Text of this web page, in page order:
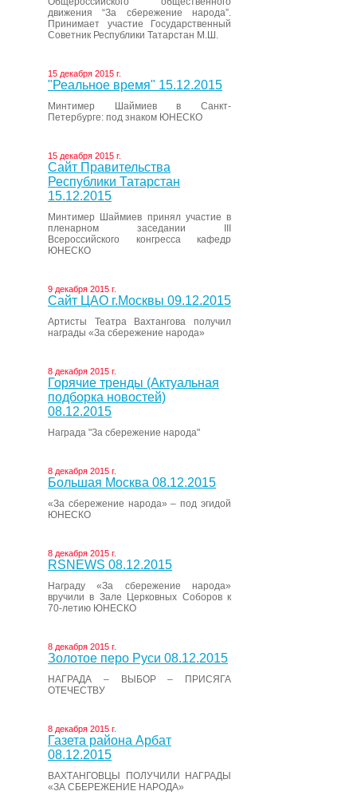
движения “За сбережение народа”.
Принимает участие Государственный
Советник Республики Татарстан М.Ш.
15 декабря 2015 г.
"Реальное время" 15.12.2015
Минтимер Шаймиев в Санкт-
Петербурге: под знаком ЮНЕСКО
15 декабря 2015 г.
Сайт Правительства
Республики Татарстан
15.12.2015
Минтимер Шаймиев принял участие в
пленарном заседании III
Всероссийского конгресса кафедр
ЮНЕСКО
9 декабря 2015 г.
Сайт ЦАО г.Москвы 09.12.2015
Артисты Театра Вахтангова получил
награды «За сбережение народа»
8 декабря 2015 г.
Горячие тренды (Актуальная
подборка новостей)
08.12.2015
Награда "За сбережение народа"
8 декабря 2015 г.
Большая Москва 08.12.2015
«За сбережение народа» – под эгидой
ЮНЕСКО
8 декабря 2015 г.
RSNEWS 08.12.2015
Награду «За сбережение народа»
вручили в Зале Церковных Соборов к
70-летию ЮНЕСКО
8 декабря 2015 г.
Золотое перо Руси 08.12.2015
НАГРАДА – ВЫБОР – ПРИСЯГА
ОТЕЧЕСТВУ
8 декабря 2015 г.
Газета района Арбат
08.12.2015
ВАХТАНГОВЦЫ ПОЛУЧИЛИ НАГРАДЫ
«ЗА СБЕРЕЖЕНИЕ НАРОДА»